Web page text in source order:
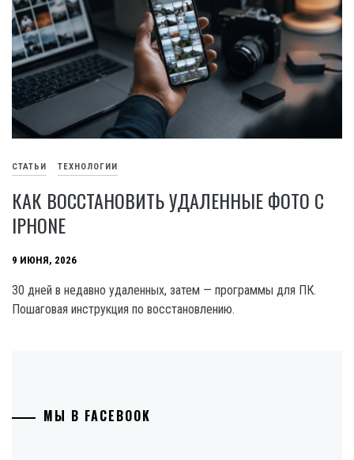
СТАТЬИ ТЕХНОЛОГИИ
КАК ВОССТАНОВИТЬ УДАЛЕННЫЕ ФОТО С
IPHONE
9 ИЮНЯ, 2026
30 дней в недавно удаленных, затем — программы для ПК.
Пошаговая инструкция по восстановлению.
МЫ В FACEBOOK